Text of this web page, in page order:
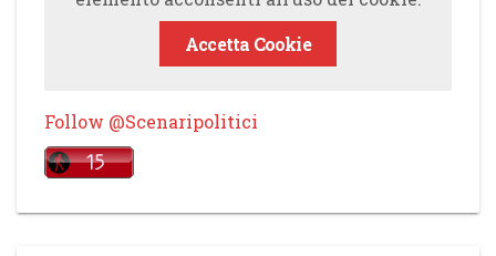
Accetta Cookie
Follow @Scenaripolitici